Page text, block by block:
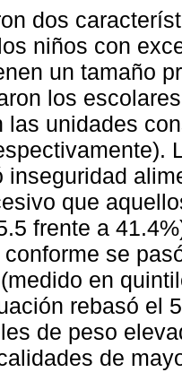
dos
niños con
un tamaño
los
las unidades
inseguridad
que
frente a
se
en
rebasó el
de peso
de